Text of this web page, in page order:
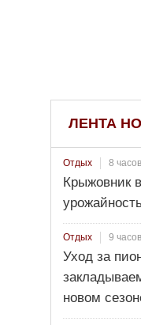
ЛЕНТА
Отдых 8
Крыжовник
Отдых 9
Уход за
новом